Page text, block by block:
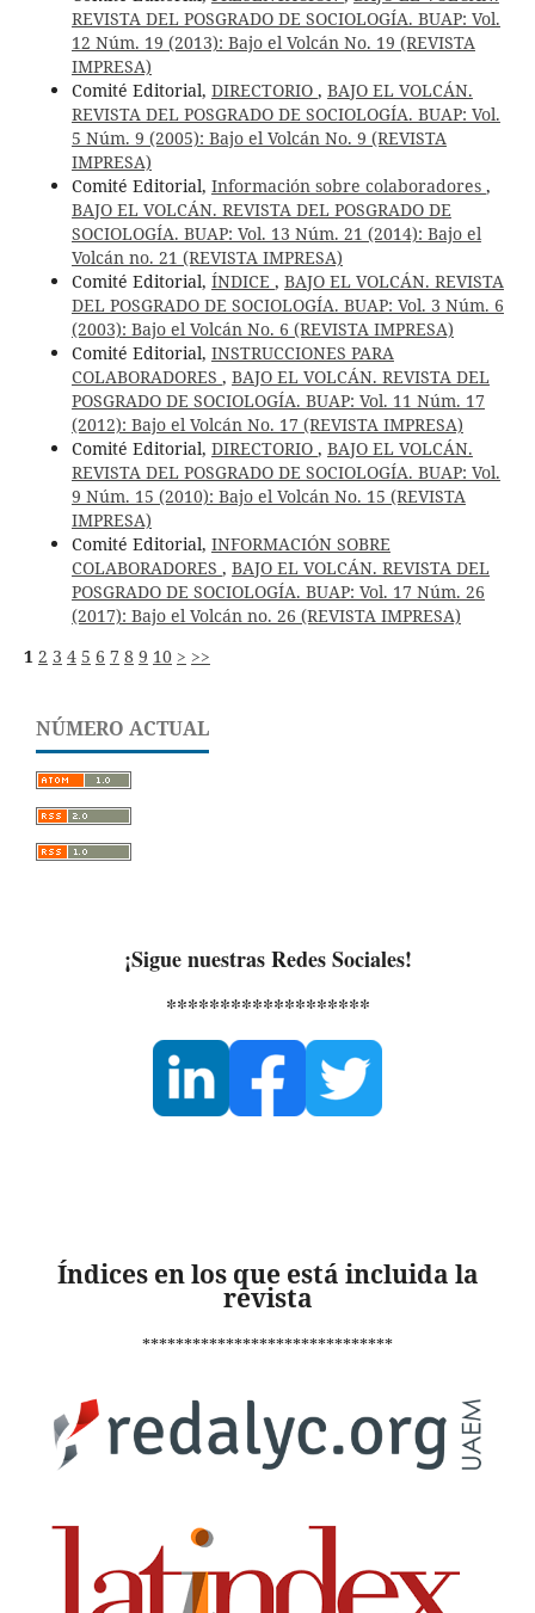
REVISTA DEL POSGRADO DE SOCIOLOGÍA. BUAP: Vol.
12 Núm. 19 (2013): Bajo el Volcán No. 19 (REVISTA
IMPRESA)
Comité Editorial, DIRECTORIO , BAJO EL VOLCÁN.
REVISTA DEL POSGRADO DE SOCIOLOGÍA. BUAP: Vol.
5 Núm. 9 (2005): Bajo el Volcán No. 9 (REVISTA
IMPRESA)
Comité Editorial, Información sobre colaboradores ,
BAJO EL VOLCÁN. REVISTA DEL POSGRADO DE
SOCIOLOGÍA. BUAP: Vol. 13 Núm. 21 (2014): Bajo el
Volcán no. 21 (REVISTA IMPRESA)
Comité Editorial, ÍNDICE , BAJO EL VOLCÁN. REVISTA
DEL POSGRADO DE SOCIOLOGÍA. BUAP: Vol. 3 Núm. 6
(2003): Bajo el Volcán No. 6 (REVISTA IMPRESA)
Comité Editorial, INSTRUCCIONES PARA
COLABORADORES , BAJO EL VOLCÁN. REVISTA DEL
POSGRADO DE SOCIOLOGÍA. BUAP: Vol. 11 Núm. 17
(2012): Bajo el Volcán No. 17 (REVISTA IMPRESA)
Comité Editorial, DIRECTORIO , BAJO EL VOLCÁN.
REVISTA DEL POSGRADO DE SOCIOLOGÍA. BUAP: Vol.
9 Núm. 15 (2010): Bajo el Volcán No. 15 (REVISTA
IMPRESA)
Comité Editorial, INFORMACIÓN SOBRE
COLABORADORES , BAJO EL VOLCÁN. REVISTA DEL
POSGRADO DE SOCIOLOGÍA. BUAP: Vol. 17 Núm. 26
(2017): Bajo el Volcán no. 26 (REVISTA IMPRESA)
1 2 3 4 5 6 7 8 9 10 > >>
NÚMERO ACTUAL
¡Sigue nuestras Redes Sociales!
*******************
Índices en los que está incluida la
revista
******************************